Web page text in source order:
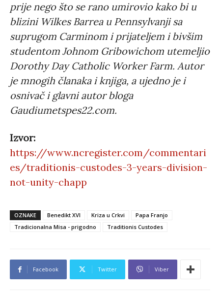
prije nego što se rano umirovio kako bi u
blizini Wilkes Barrea u Pennsylvanji sa
suprugom Carminom i prijateljem i bivšim
studentom Johnom Gribowichom utemeljio
Dorothy Day Catholic Worker Farm. Autor
je mnogih članaka i knjiga, a ujedno je i
osnivač i glavni autor bloga
Gaudiumetspes22.com.
Izvor:
https://www.ncregister.com/commentari
es/traditionis-custodes-3-years-division-
not-unity-chapp
OZNAKE Benedikt XVI Kriza u Crkvi
Papa Franjo
Tradicionalna Misa - prigodno
Traditionis Custodes
Facebook Twitter Viber